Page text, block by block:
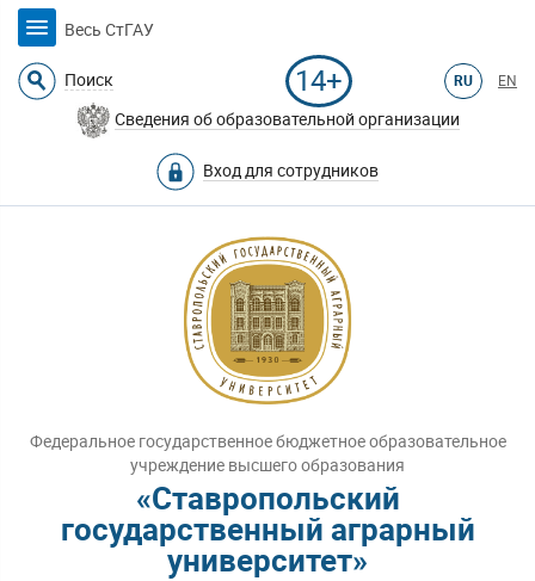
Весь СтГАУ
Поиск 14+ RU EN
Сведения об образовательной организации
Вход для сотрудников
Федеральное государственное бюджетное образовательное
учреждение высшего образования
«Ставропольский
государственный аграрный
университет»